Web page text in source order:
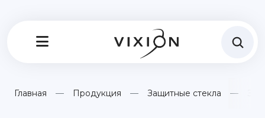
Главная Продукция Защитные стекла